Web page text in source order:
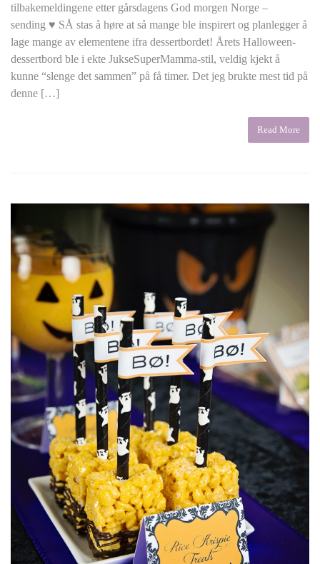
tilbakemeldingene etter gårsdagens God morgen Norge –
sending ♥ SÅ stas å høre at så mange ble inspirert og planlegger å
lage mange av elementene ifra dessertbordet! Årets Halloween-
dessertbord ble i ekte JukseSuperMamma-stil, veldig kjekt å
kunne “slenge det sammen” på få timer. Det jeg brukte mest tid på
denne […]
Read More